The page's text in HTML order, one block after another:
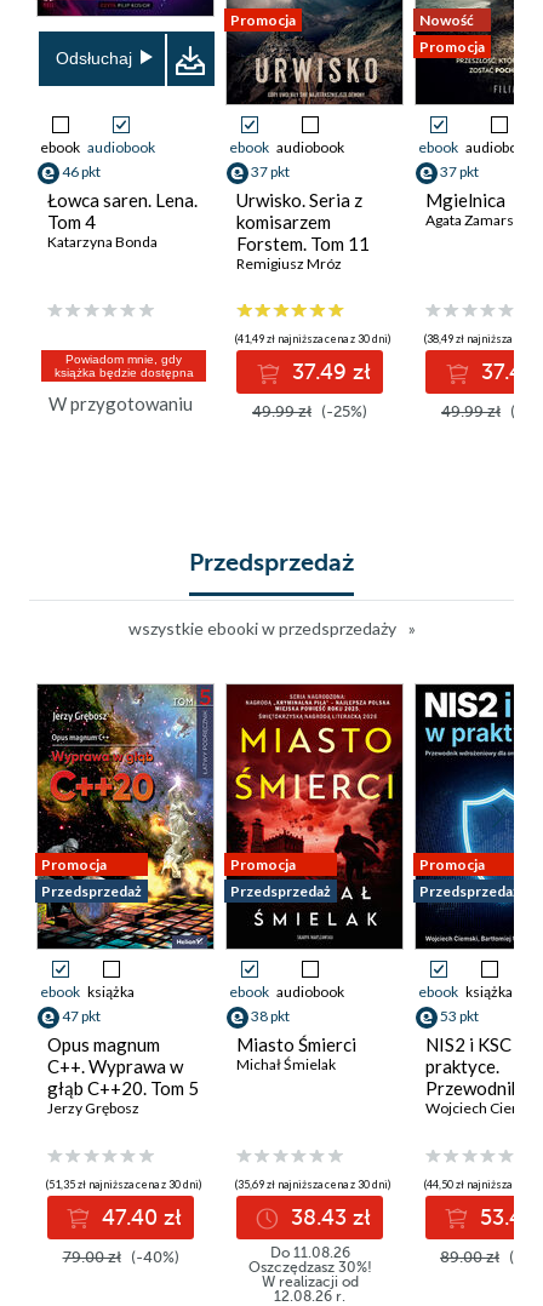
Odsłuchaj
ebook audiobook
46 pkt
Łowca saren. Lena.
Tom 4
Katarzyna Bonda
Powiadom mnie, gdy
książka będzie dostępna
W przygotowaniu
Promocja
ebook audiobook
37 pkt
Urwisko. Seria z
komisarzem
Forstem. Tom 11
Remigiusz Mróz
(41,49 zł najniższa cena z 30 dni)
37.49 zł
49.99 zł (-25%)
Nowość
Promocja
ebook audiobook
37 pkt
Mgielnica
Agata Zamarska
(38,49 zł najniższa cena
37.49
49.99 zł (-
Przedsprzedaż
wszystkie ebooki w przedsprzedaży
Promocja
Przedsprzedaż
ebook książka
47 pkt
Opus magnum
C++. Wyprawa w
głąb C++20. Tom 5
Jerzy Grębosz
(51,35 zł najniższa cena z 30 dni)
47.40 zł
79.00 zł (-40%)
Promocja
Przedsprzedaż
ebook audiobook
38 pkt
Miasto Śmierci
Michał Śmielak
(35,69 zł najniższa cena z 30 dni)
38.43 zł
Do 11.08.26
Oszczędzasz 30%!
W realizacji od
12.08.26 r.
Promocja
Przedsprzedaż
ebook książka
53 pkt
NIS2 i KSC w
praktyce.
Przewodnik
wdrożeniowy
Wojciech Ciemski
(44,50 zł najniższa cena
53.40
89.00 zł (-